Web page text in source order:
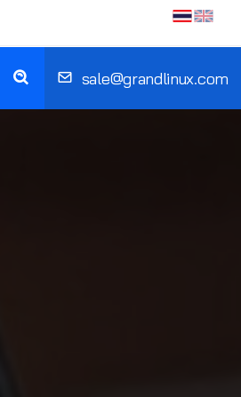
sale@grandlinux.com